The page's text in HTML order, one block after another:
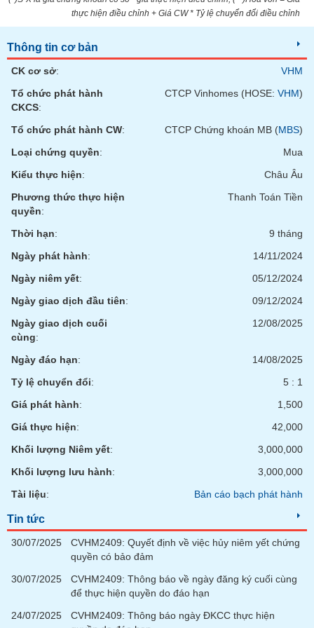
thực hiện điều chỉnh + Giá CW * Tỷ lệ chuyển đổi điều chỉnh
Thông tin cơ bản
CK cơ sở:
VHM
Tổ chức phát hành
CKCS:
CTCP Vinhomes (HOSE: VHM)
Tổ chức phát hành CW: CTCP Chứng khoán MB (MBS)
Loại chứng quyền:
Mua
Kiểu thực hiện:
Châu Âu
Phương thức thực hiện
quyền:
Thanh Toán Tiền
Thời hạn:
9 tháng
Ngày phát hành:
14/11/2024
Ngày niêm yết:
05/12/2024
Ngày giao dịch đầu tiên:
09/12/2024
Ngày giao dịch cuối
cùng:
12/08/2025
Ngày đáo hạn:
14/08/2025
Tỷ lệ chuyển đổi:
5 : 1
Giá phát hành:
1,500
Giá thực hiện:
42,000
Khối lượng Niêm yết:
3,000,000
Khối lượng lưu hành:
3,000,000
Tài liệu: Bản cáo bạch phát hành
Tin tức
30/07/2025
CVHM2409: Quyết định về việc hủy niêm yết chứng
quyền có bảo đảm
30/07/2025
CVHM2409: Thông báo về ngày đăng ký cuối cùng
để thực hiện quyền do đáo hạn
24/07/2025
CVHM2409: Thông báo ngày ĐKCC thực hiện
SÓC
TÀI
NGHỆ
THÔNG
TIN
DỊCH
VỤ
TRUYỀN
ÍCH
ĐỘNG
SẢN
chứng